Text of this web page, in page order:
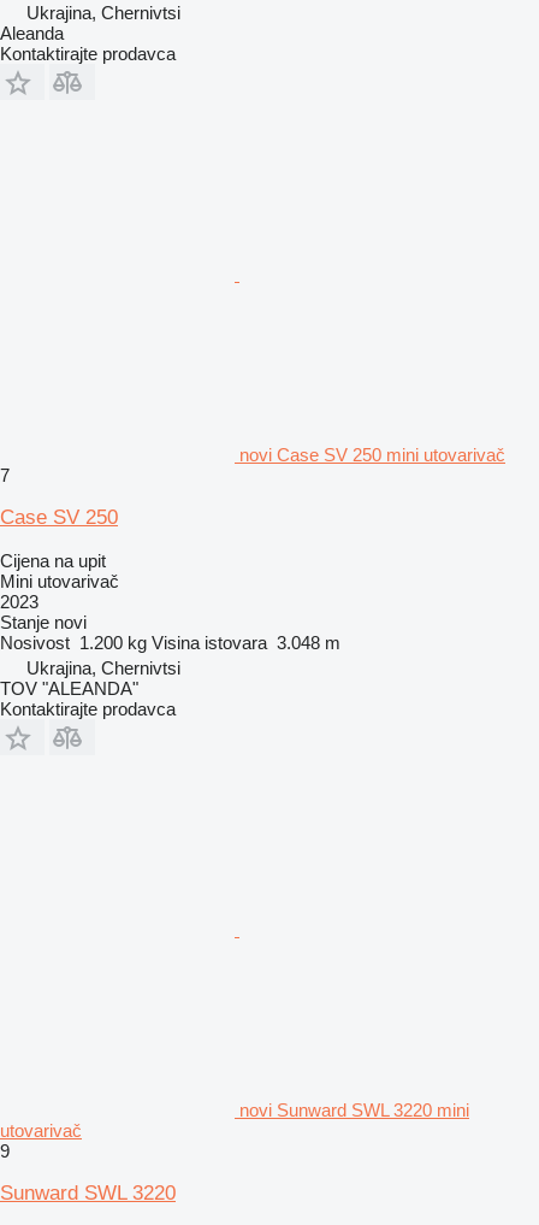
Ukrajina, Chernivtsi
Aleanda
Kontaktirajte prodavca
novi Case SV 250 mini utovarivač
7
Case SV 250
Cijena na upit
Mini utovarivač
2023
Stanje novi
Nosivost 1.200 kg Visina istovara 3.048 m
Ukrajina, Chernivtsi
TOV "ALEANDA"
Kontaktirajte prodavca
novi Sunward SWL 3220 mini
utovarivač
9
Sunward SWL 3220